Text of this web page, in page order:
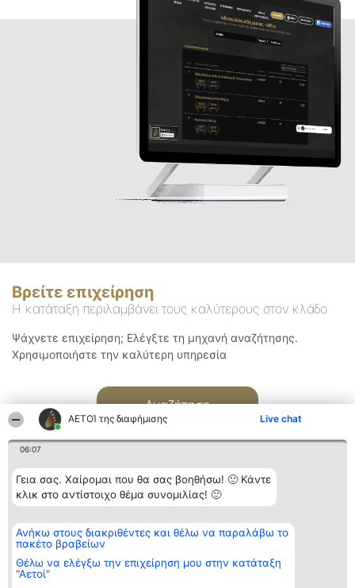
ΑΕΤΟΊ της διαφήμισης Live chat
06:07
Γεια σας. Χαίρομαι που θα σας βοηθήσω! 🙂 Κάντε
κλικ στο αντίστοιχο θέμα συνομιλίας! 🙂
Ανήκω στους διακριθέντες και θέλω να παραλάβω το
πακέτο βραβείων
Θέλω να ελέγξω την επιχείρηση μου στην κατάταξη
"Αετοί"
Βρείτε επιχείρηση
Η κατάταξη περιλαμβάνει τους καλύτερους στον κλάδο
Ψάχνετε επιχείρηση; Ελέγξτε τη μηχανή αναζήτησης.
Χρησιμοποιήστε την καλύτερη υπηρεσία
Αναζήτηση
Διοργανωτής της
κατάταξης
BEAUTIFUL COMPANY
ΤΗΛ. ΕΠΙΚΟΙΝΩΝΙΑΣ:
2104128019
Κατάταξη
Διακριθέντες
των
διακριθέντων
Επικοινωνία
Επικοινωνία